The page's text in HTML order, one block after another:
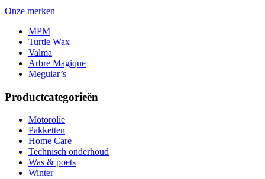
Onze merken
MPM
Turtle Wax
Valma
Arbre Magique
Meguiar’s
Productcategorieën
Motorolie
Pakketten
Home Care
Technisch onderhoud
Was & poets
Winter